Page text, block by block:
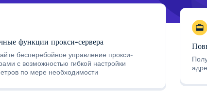
функции прокси-сервера
бесперебойное управление прокси-
с возможностью гибкой настройки
по мере необходимости